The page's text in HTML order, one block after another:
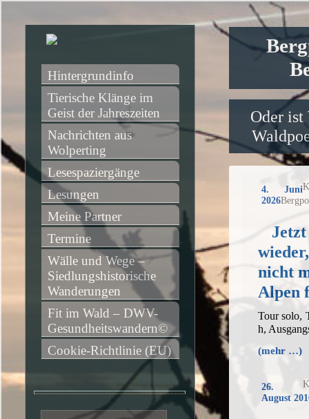
Oder ist
4. Juni
2026
nicht
Alpen
Tour solo,
h,
(mehr …)
26.
August
Hintergrundinfo
Tierische Klänge im
Geist der Jahreszeiten
Nachrichten aus
Wolperting
Lesespaziergänge
Lesungen
Meine Partner
Termine
Wälle und Wege –
Siedlungshistorische
Wanderungen
Fit im Wald – DWV-
Gesundheitswandern©
Cookie-Richtlinie (EU)